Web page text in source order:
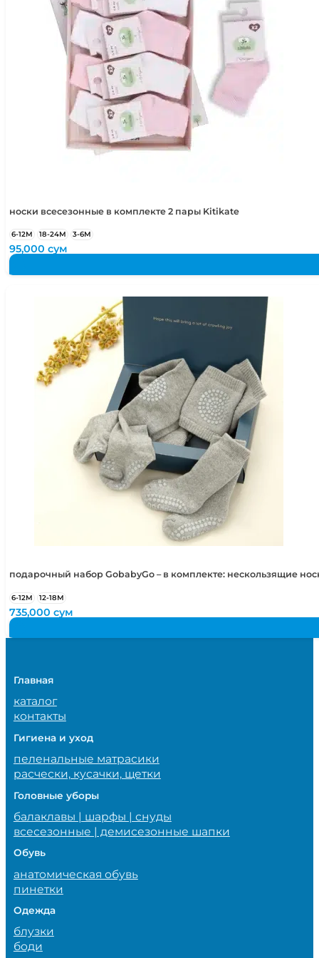
110-116 см
носки всесезонные в комплекте 2 пары Kitikate
6-12М 18-24М 3-6М
95,000сум
подарочный набор GobabyGo – в комплекте: нескользящие
6-12М 12-18М
735,000сум
Главная
каталог
контакты
Гигиена и уход
пеленальные матрасики
расчески, кусачки, щетки
Головные уборы
балаклавы | шарфы | снуды
всесезонные | демисезонные шапки
Обувь
анатомическая обувь
пинетки
Одежда
блузки
боди